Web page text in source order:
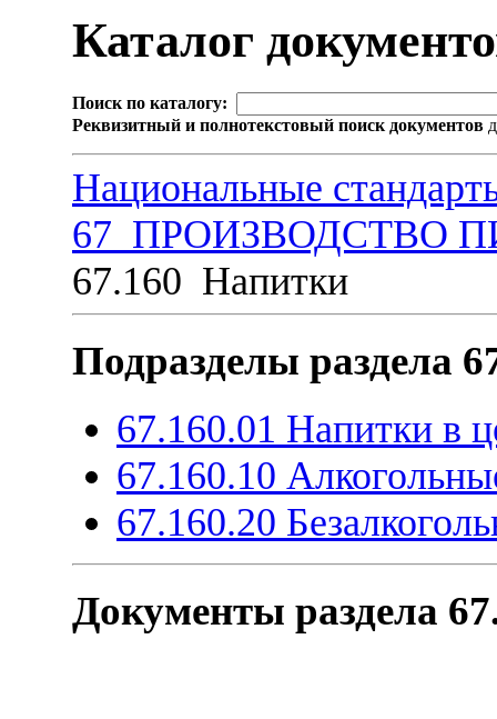
Каталог
Поиск по каталогу:
Реквизитный и полнотекстовый поиск документов
Национальные
67 ПРОИЗВОДСТВО
67.160 Напитки
Подразделы раздела
67.160.01 Напитки в
67.160.10
67.160.20
Документы раздела